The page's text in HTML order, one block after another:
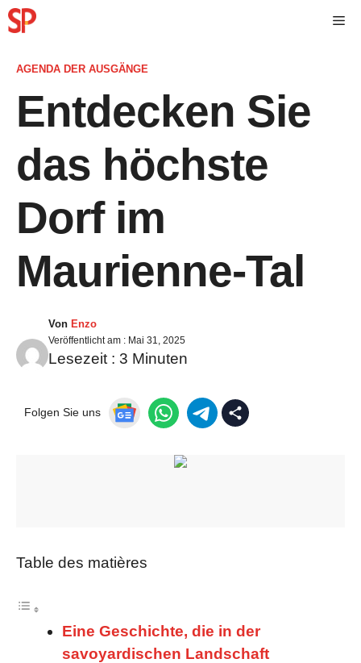
AGENDA DER AUSGÄNGE
Entdecken Sie
das höchste
Dorf im
Maurienne-Tal
Von Enzo
Veröffentlicht am : Mai 31, 2025
Lesezeit : 3 Minuten
Folgen Sie uns
Table des matières
Eine Geschichte, die in der
savoyardischen Landschaft